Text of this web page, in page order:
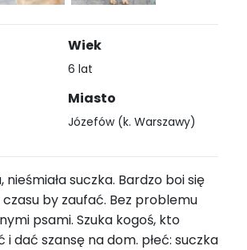
Wiek
6 lat
Miasto
Józefów (k. Warszawy)
suczka. Bardzo boi się
by zaufać. Bez problemu
psami. Szuka kogoś, kto
i dać szansę na dom. płeć: suczka